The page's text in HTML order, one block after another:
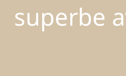
superbe